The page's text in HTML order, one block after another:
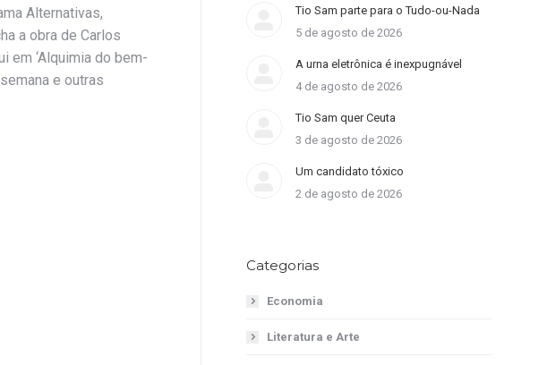
Alternativas,
a obra de Carlos
em ‘Alquimia do bem-
e outras
Tio Sam parte para o Tudo-ou-Nada
5 de agosto de 2026
A urna eletrônica é inexpugnável
4 de agosto de 2026
Tio Sam quer Ceuta
3 de agosto de 2026
Um candidato tóxico
2 de agosto de 2026
Categorias
Economia
Literatura e Arte